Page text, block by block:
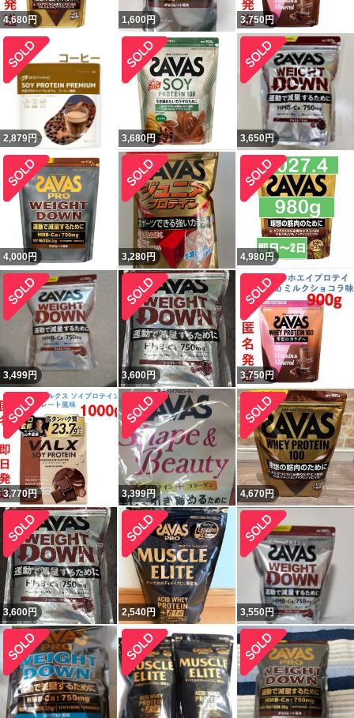
4,680円 1,600円 3,750円
2,879円 3,680円 3,650円
4,000円 3,280円 4,980円
3,499円 3,600円 3,750円
3,770円 3,399円 4,670円
3,600円 2,540円 3,550円